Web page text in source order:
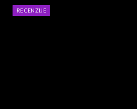
RECENZIJE